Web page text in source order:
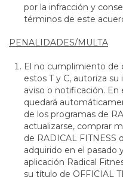
por la infracción y
términos de este
PENALIDADES/MULTA
El no cumplimiento de
estos T y C, autoriza
aviso o notificación. En
quedará
de los programas de
actualizarse, comprar
de RADICAL FITNESS
adquirido en el pasado
aplicación Radical
su título de OFFICIAL